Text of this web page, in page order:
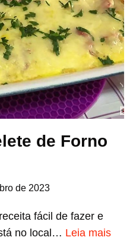
de Forno
de 2023
fácil de fazer e
no local… Leia mais